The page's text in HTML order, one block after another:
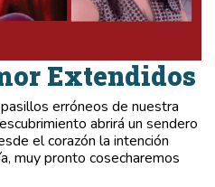
Extendidos
erróneos de nuestra
abrirá un sendero
el corazón la intención
muy pronto cosecharemos